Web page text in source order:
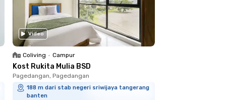
Video
Coliving • Campur
Kost Rukita Mulia BSD
Pagedangan, Pagedangan
188 m dari stab negeri sriwijaya tangerang
banten